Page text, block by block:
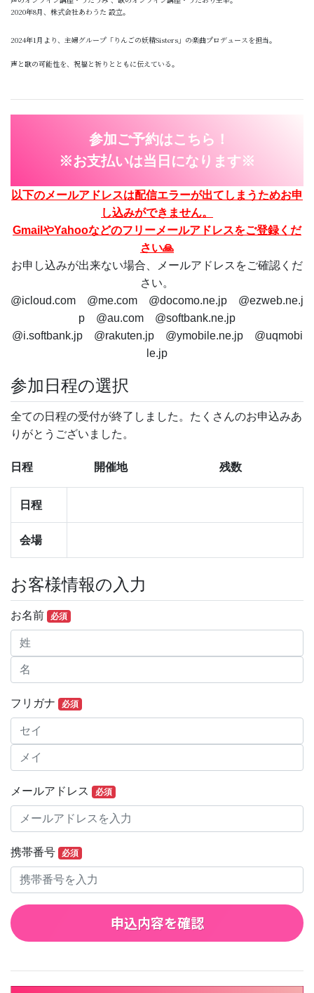
2020年8月、株式会社あわうた 設立。
2024年1月より、主婦グループ「りんごの妖精Sisters」の楽曲プロデュースを担当。
声と歌の可能性を、祝福と祈りとともに伝えている。
参加ご予約はこちら！
※お支払いは当日になります※
以下のメールアドレスは配信エラーが出てしまうためお申
し込みができません。
GmailやYahooなどのフリーメールアドレスをご登録くだ
さい🙏
お申し込みが出来ない場合、メールアドレスをご確認くだ
さい。
@icloud.com @me.com @docomo.ne.jp @ezweb.ne.j
p @au.com @softbank.ne.jp
@i.softbank.jp @rakuten.jp @ymobile.ne.jp @uqmobi
le.jp
参加日程の選択
全ての日程の受付が終了しました。たくさんのお申込みあ
りがとうございました。
日程 開催地 残数
日程
会場
お客様情報の入力
お名前 必須
フリガナ 必須
メールアドレス 必須
携帯番号 必須
申込内容を確認